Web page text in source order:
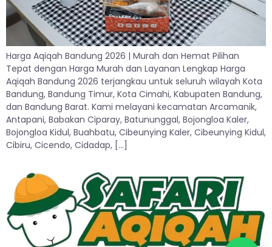
Harga Aqiqah Bandung 2026 | Murah dan Hemat Pilihan
Tepat dengan Harga Murah dan Layanan Lengkap Harga
Aqiqah Bandung 2026 terjangkau untuk seluruh wilayah Kota
Bandung, Bandung Timur, Kota Cimahi, Kabupaten Bandung,
dan Bandung Barat. Kami melayani kecamatan Arcamanik,
Antapani, Babakan Ciparay, Batununggal, Bojongloa Kaler,
Bojongloa Kidul, Buahbatu, Cibeunying Kaler, Cibeunying Kidul,
Cibiru, Cicendo, Cidadap, […]